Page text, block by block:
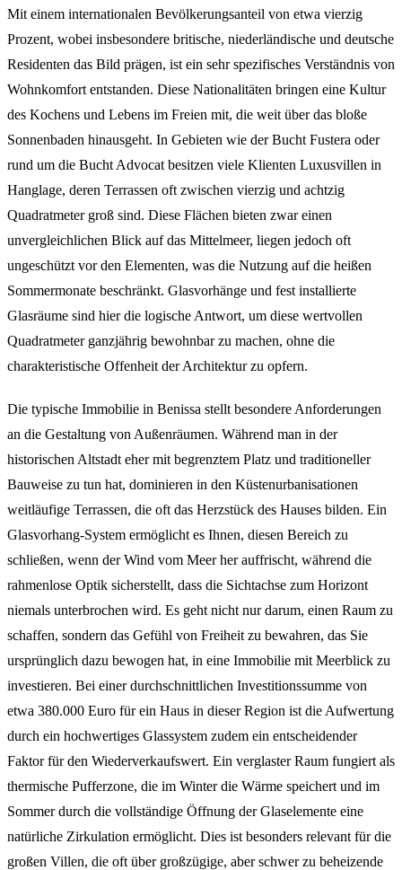
Mit einem internationalen Bevölkerungsanteil von etwa vierzig
Prozent, wobei insbesondere britische, niederländische und deutsche
Residenten das Bild prägen, ist ein sehr spezifisches Verständnis von
Wohnkomfort entstanden. Diese Nationalitäten bringen eine Kultur
des Kochens und Lebens im Freien mit, die weit über das bloße
Sonnenbaden hinausgeht. In Gebieten wie der Bucht Fustera oder
rund um die Bucht Advocat besitzen viele Klienten Luxusvillen in
Hanglage, deren Terrassen oft zwischen vierzig und achtzig
Quadratmeter groß sind. Diese Flächen bieten zwar einen
unvergleichlichen Blick auf das Mittelmeer, liegen jedoch oft
ungeschützt vor den Elementen, was die Nutzung auf die heißen
Sommermonate beschränkt. Glasvorhänge und fest installierte
Glasräume sind hier die logische Antwort, um diese wertvollen
Quadratmeter ganzjährig bewohnbar zu machen, ohne die
charakteristische Offenheit der Architektur zu opfern.
Die typische Immobilie in Benissa stellt besondere Anforderungen
an die Gestaltung von Außenräumen. Während man in der
historischen Altstadt eher mit begrenztem Platz und traditioneller
Bauweise zu tun hat, dominieren in den Küstenurbanisationen
weitläufige Terrassen, die oft das Herzstück des Hauses bilden. Ein
Glasvorhang-System ermöglicht es Ihnen, diesen Bereich zu
schließen, wenn der Wind vom Meer her auffrischt, während die
rahmenlose Optik sicherstellt, dass die Sichtachse zum Horizont
niemals unterbrochen wird. Es geht nicht nur darum, einen Raum zu
schaffen, sondern das Gefühl von Freiheit zu bewahren, das Sie
ursprünglich dazu bewogen hat, in eine Immobilie mit Meerblick zu
investieren. Bei einer durchschnittlichen Investitionssumme von
etwa 380.000 Euro für ein Haus in dieser Region ist die Aufwertung
durch ein hochwertiges Glassystem zudem ein entscheidender
Faktor für den Wiederverkaufswert. Ein verglaster Raum fungiert als
thermische Pufferzone, die im Winter die Wärme speichert und im
Sommer durch die vollständige Öffnung der Glaselemente eine
natürliche Zirkulation ermöglicht. Dies ist besonders relevant für die
großen Villen, die oft über großzügige, aber schwer zu beheizende